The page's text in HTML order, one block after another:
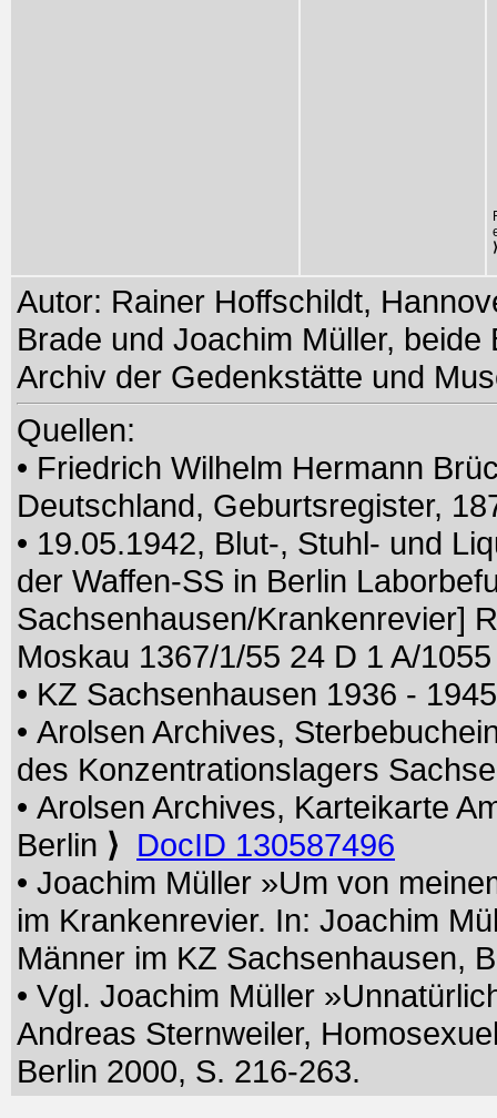
Autor: Rainer Hoffschildt,
Brade und Joachim Müller,
Archiv der Gedenkstätte und
Quellen:
• Friedrich Wilhelm Hermann
Deutschland, Geburtsregister,
• 19.05.1942, Blut-, Stuhl- und
der Waffen-SS in Berlin
Sachsenhausen/Krankenrevier]
Moskau 1367/1/55 24 D 1 A/
• KZ Sachsenhausen 1936 -
• Arolsen Archives,
des Konzentrationslagers
• Arolsen Archives, Karteikarte
Berlin ⟩ DocID 130587496
• Joachim Müller »Um von
im Krankenrevier. In: Joachim
Männer im KZ Sachsenhausen,
• Vgl. Joachim Müller
Andreas Sternweiler,
Berlin 2000, S. 216-263.